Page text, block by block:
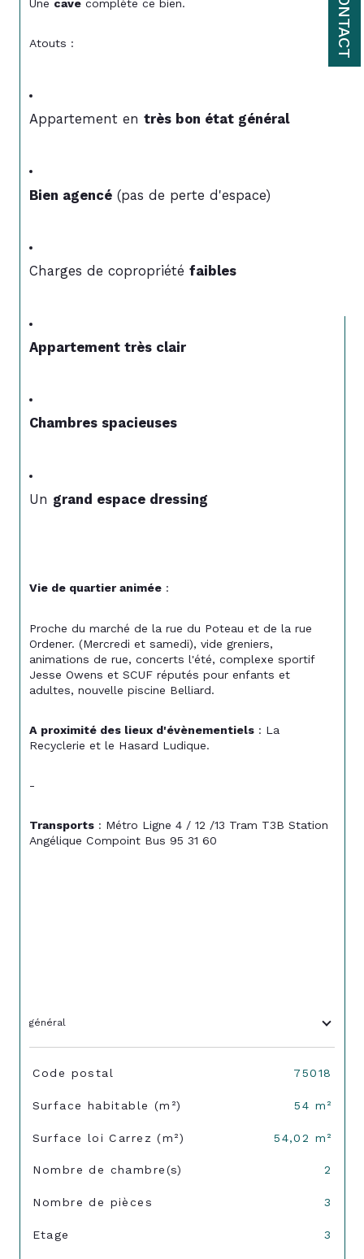
CONTACT
Une cave complète ce bien.
Atouts :
Appartement en très bon état général
Bien agencé (pas de perte d'espace)
Charges de copropriété faibles
Appartement très clair
Chambres spacieuses
Un grand espace dressing
Vie de quartier animée :
Proche du marché de la rue du Poteau et de la rue
Ordener. (Mercredi et samedi), vide greniers,
animations de rue, concerts l'été, complexe sportif
Jesse Owens et SCUF réputés pour enfants et
adultes, nouvelle piscine Belliard.
A proximité des lieux d'évènementiels : La
Recyclerie et le Hasard Ludique.
-
Transports : Métro Ligne 4 / 12 /13 Tram T3B Station
Angélique Compoint Bus 95 31 60
général
TRAD_SIROCCO_Caracteristique
Code postal 75018
Surface habitable (m²) 54 m²
Surface loi Carrez (m²) 54,02 m²
Nombre de chambre(s) 2
Nombre de pièces 3
Etage 3